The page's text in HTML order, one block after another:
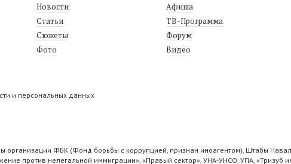
Новости
Статьи
Сюжеты
Фото
Афиша
ТВ-Программа
Форум
Видео
и персональных данных
организации ФБК (Фонд борьбы с коррупцией, признан иноагентом), Штабы
против нелегальной иммиграции», «Правый сектор», УНА-УНСО, УПА, «Тризуб